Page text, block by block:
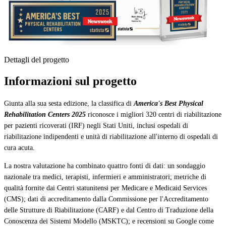
Dettagli del progetto
Informazioni sul progetto
Giunta alla sua sesta edizione, la classifica diAmerica's Best Physical
Rehabilitation Centers 2025 riconosce i migliori 320 centri di riabilitazione
per pazienti ricoverati (IRF) negli Stati Uniti, inclusi ospedali di
riabilitazione indipendenti e unità di riabilitazione all'interno di ospedali di
cura acuta.
La nostra valutazione ha combinato quattro fonti di dati: un sondaggio
nazionale tra medici, terapisti, infermieri e amministratori; metriche di
qualità fornite dai Centri statunitensi per Medicare e Medicaid Services
(CMS); dati di accreditamento dalla Commissione per l'Accreditamento
delle Strutture di Riabilitazione (CARF) e dal Centro di Traduzione della
Conoscenza dei Sistemi Modello (MSKTC); e recensioni su Google come